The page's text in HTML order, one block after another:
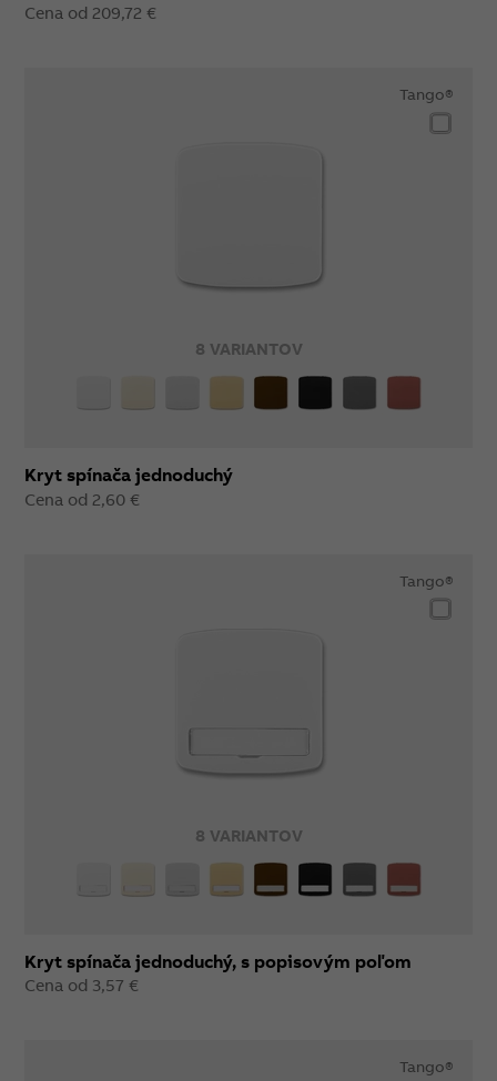
Cena od 209,72 €
8 VARIANTOV
Tango®
Kryt spínača jednoduchý
Cena od 2,60 €
8 VARIANTOV
Tango®
Kryt spínača jednoduchý, s popisovým poľom
Cena od 3,57 €
Tango®